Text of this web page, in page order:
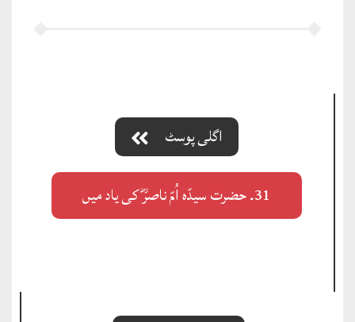
اگلی پوسٹ
31۔ حضرت سیدّہ اُمّ ناصرؓ کی یاد میں